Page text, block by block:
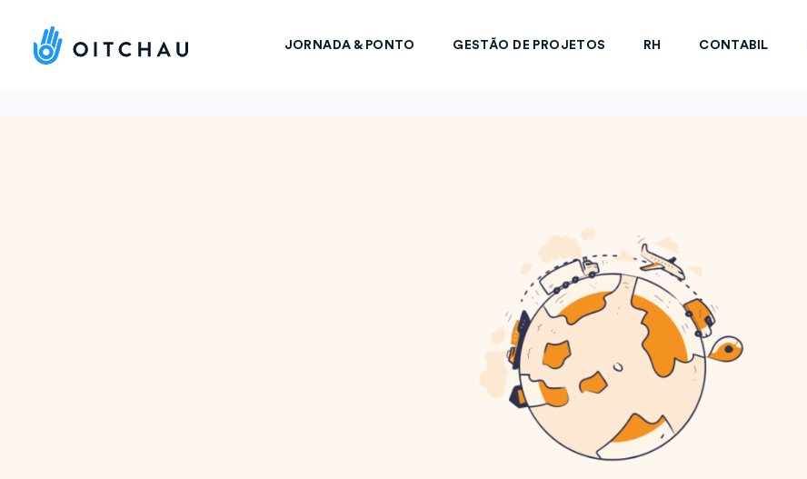
JORNADA & PONTO GESTÃO DE PROJETOS RH CONTABIL